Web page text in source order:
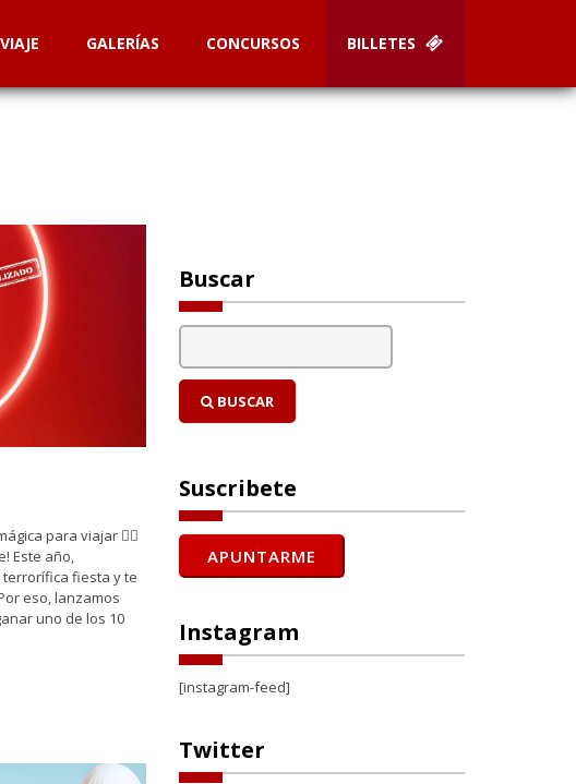
GALERÍAS CONCURSOS BILLETES
para viajar 🧙‍♀️
Este año,
fiesta y te
eso, lanzamos
uno de los 10
Buscar
BUSCAR
Suscribete
Instagram
[instagram-feed]
Twitter